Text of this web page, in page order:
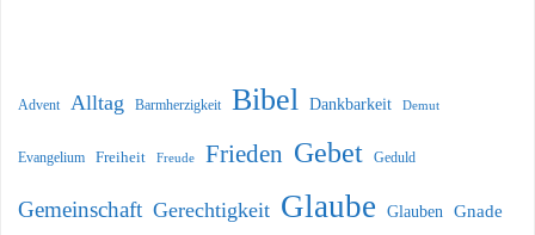
Advent Alltag Barmherzigkeit Bibel Dankbarkeit Demut
Evangelium Freiheit Freude Frieden Gebet Geduld
Gemeinschaft Gerechtigkeit Glaube Glauben Gnade